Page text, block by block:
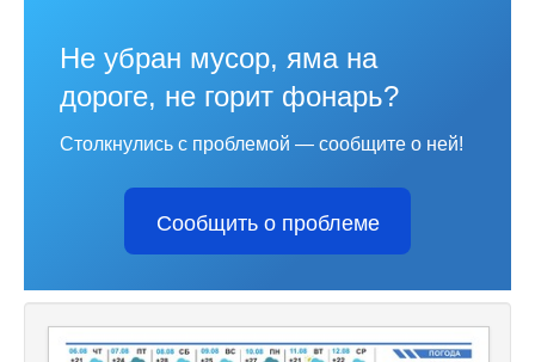
Не убран мусор, яма на
дороге, не горит фонарь?
Столкнулись с проблемой — сообщите о ней!
Сообщить о проблеме